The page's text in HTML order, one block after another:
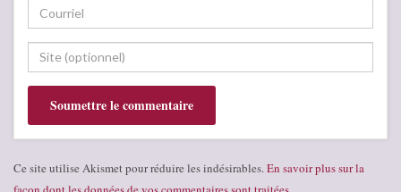
Ce site utilise Akismet pour réduire les indésirables. En savoir plus sur la